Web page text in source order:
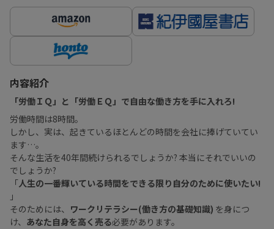
内容紹介
「労働ＩＱ」と「労働ＥＱ」で自由な働き方を手に入れろ!
労働時間は8時間。
しかし、実は、起きているほとんどの時間を会社に捧げていてい
ます…。
そんな生活を40年間続けられるでしょうか? 本当にそれでいいの
でしょうか?
「人生の一番輝いている時間をできる限り自分のために使いたい!
」
そのためには、 ワークリテラシー(働き方の基礎知識) を身につ
け、 あなた自身を高く売る必要があります。